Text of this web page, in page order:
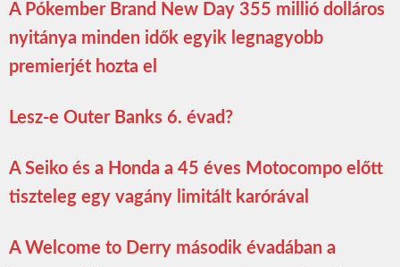
A Pókember Brand New Day 355 millió dolláros
nyitánya minden idők egyik legnagyobb
premierjét hozta el
Lesz-e Outer Banks 6. évad?
A Seiko és a Honda a 45 éves Motocompo előtt
tiszteleg egy vagány limitált karórával
A Welcome to Derry második évadában a